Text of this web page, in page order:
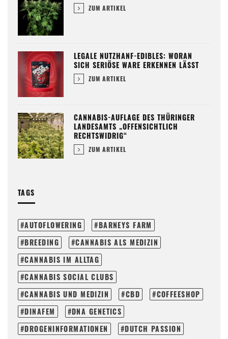
ZUM ARTIKEL
LEGALE NUTZHANF-EDIBLES: WORAN
SICH SERIÖSE WARE ERKENNEN LÄSST
ZUM ARTIKEL
CANNABIS-AUFLAGE DES THÜRINGER
LANDESAMTS „OFFENSICHTLICH
RECHTSWIDRIG“
ZUM ARTIKEL
TAGS
AUTOFLOWERING
BARNEYS FARM
BREEDING
CANNABIS ALS MEDIZIN
CANNABIS IM ALLTAG
CANNABIS SOCIAL CLUBS
CANNABIS UND MEDIZIN
CBD
COFFEESHOP
DINAFEM
DNA GENETICS
DROGENINFORMATIONEN
DUTCH PASSION